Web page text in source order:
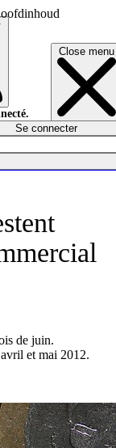
Close menu
Se connecter
de juin.
et mai 2012.